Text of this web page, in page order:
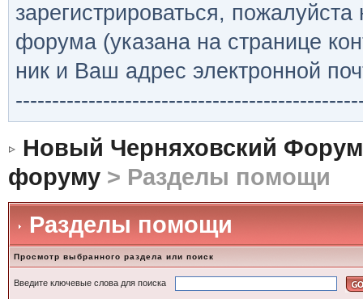
зарегистрироваться,
форума (указана на странице
ник и Ваш адрес электронной
Новый Черняховский Форум
форуму> Разделы помощи
Разделы помощи
Просмотр выбранного раздела или поиск
Введите ключевые слова для поиска